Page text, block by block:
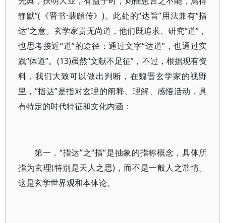
静默”(《晋书·裴頠传》)。此处的“达旨”用法兼有“指
达”之意。玄学家贵无尚道，他们既追求、研究“道”，
也思考接近“道”的途径：通过文字“达道”，也通过实
践“体道”。(13)虽然“文献不足征”，不过，根据现有资
料，我们大致可以做出判断，在魏晋玄学家的视野
里，“指达”是指对玄理的阐释、理解、感悟活动，具
有特定的时代特征和文化内涵：
第一，“指达”之“指”是抽象的指称概念，具体所
指为玄理(特别是天人之思)，而不是一般人之常情。
这是玄学世界观和本体论。